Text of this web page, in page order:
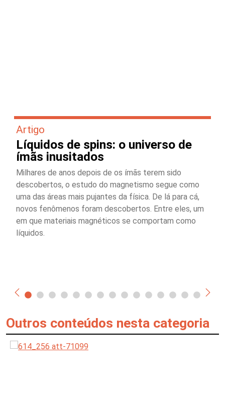
Artigo
Líquidos de spins: o universo de
ímãs inusitados
Milhares de anos depois de os ímãs terem sido
descobertos, o estudo do magnetismo segue como
uma das áreas mais pujantes da física. De lá para cá,
novos fenômenos foram descobertos. Entre eles, um
em que materiais magnéticos se comportam como
líquidos.
Outros conteúdos nesta categoria